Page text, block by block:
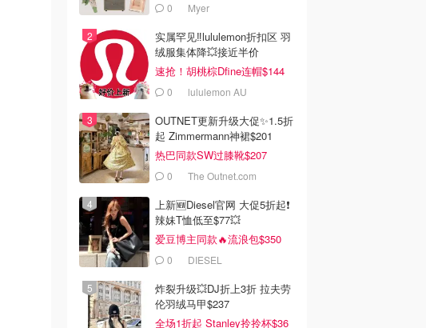
0 Myer
实属罕见‼️lululemon折扣区 羽
绒服集体降💥接近半价
速抢！胡桃棕Dfine连帽$144
0 lululemon AU
OUTNET更新升级大促✨1.5折
起 Zimmermann神裙$201
热巴同款SW过膝靴$207
0 The Outnet.com
上新🆕Diesel官网 大促5折起❗️
辣妹T恤低至$77💥
爱豆博主同款🔥流浪包$350
0 DIESEL
炸裂升级💥DJ折上3折 拉夫劳
伦羽绒马甲$237
全场1折起 Stanley拎拎杯$36